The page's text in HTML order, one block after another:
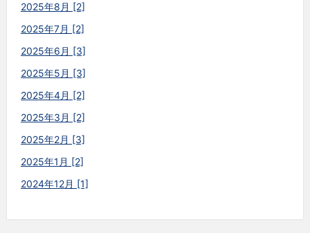
2025年8月 [2]
2025年7月 [2]
2025年6月 [3]
2025年5月 [3]
2025年4月 [2]
2025年3月 [2]
2025年2月 [3]
2025年1月 [2]
2024年12月 [1]